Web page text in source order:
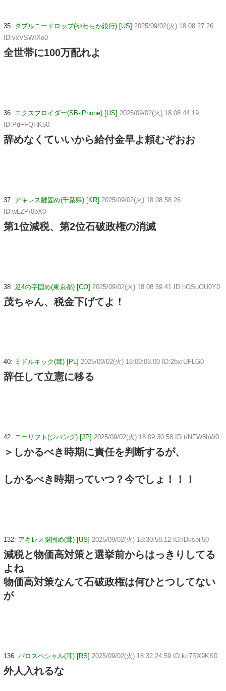
35: ダブルニードロップ(やわらか銀行) [US] 2025/09/02(火) 18:08:27.26
ID:vxVSWIXo0
全世帯に100万配れよ
36: エクスプロイダー(SB-iPhone) [US] 2025/09/02(火) 18:08:44.19
ID:Pd+FQHK50
辞めなくていいから給付金早よ頼むぞおお
37: アキレス腱固め(千葉県) [KR] 2025/09/02(火) 18:08:58.26
ID:wLZP/0bX0
第1位減税、第2位石破政権の消滅
38: 足4の字固め(東京都) [CO] 2025/09/02(火) 18:08:59.41 ID:hOSuOU0Y0
茂ちゃん、税金下げてよ！
40: ミドルキック(茸) [PL] 2025/09/02(火) 18:09:08.00 ID:2bxrUFLG0
辞任して立憲に移る
42: ニーリフト(ジパング) [JP] 2025/09/02(火) 18:09:30.58 ID:t/NFW8hW0
＞しかるべき時期に責任を判断するが、
しかるべき時期っていつ？今でしょ！！！
132: アキレス腱固め(茸) [US] 2025/09/02(火) 18:30:58.12 ID:/Dkspij50
減税と物価高対策と選挙前からはっきりしてる
よね
物価高対策なんて石破政権は何ひとつしてない
が
136: パロスペシャル(茸) [RS] 2025/09/02(火) 18:32:24.59 ID:kc7RX9KK0
外人入れるな